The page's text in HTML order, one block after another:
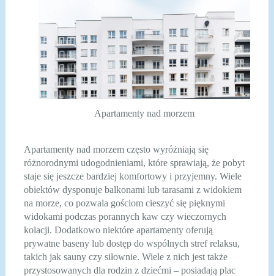
Apartamenty nad morzem
Apartamenty nad morzem często wyróżniają się
różnorodnymi udogodnieniami, które sprawiają, że pobyt
staje się jeszcze bardziej komfortowy i przyjemny. Wiele
obiektów dysponuje balkonami lub tarasami z widokiem
na morze, co pozwala gościom cieszyć się pięknymi
widokami podczas porannych kaw czy wieczornych
kolacji. Dodatkowo niektóre apartamenty oferują
prywatne baseny lub dostęp do wspólnych stref relaksu,
takich jak sauny czy siłownie. Wiele z nich jest także
przystosowanych dla rodzin z dziećmi – posiadają plac